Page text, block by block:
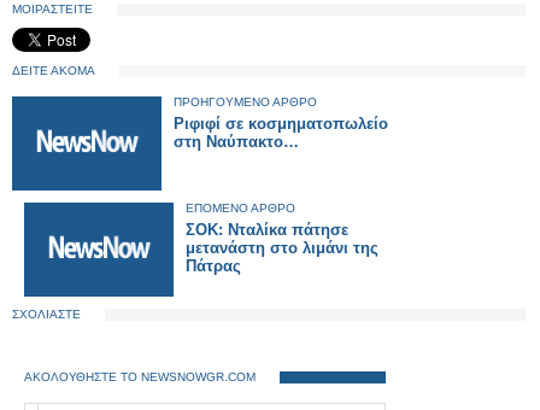
ΜΟΙΡΑΣΤΕΙΤΕ
ΔΕΙΤΕ ΑΚΟΜΑ
ΠΡΟΗΓΟΥΜΕΝΟ ΑΡΘΡΟ
Ριφιφί σε κοσμηματοπωλείο
στη Ναύπακτο…
ΕΠΟΜΕΝΟ ΑΡΘΡΟ
ΣΟΚ: Νταλίκα πάτησε
μετανάστη στο λιμάνι της
Πάτρας
ΣΧΟΛΙΑΣΤΕ
ΑΚΟΛΟΥΘΗΣΤΕ ΤΟ NEWSNOWGR.COM